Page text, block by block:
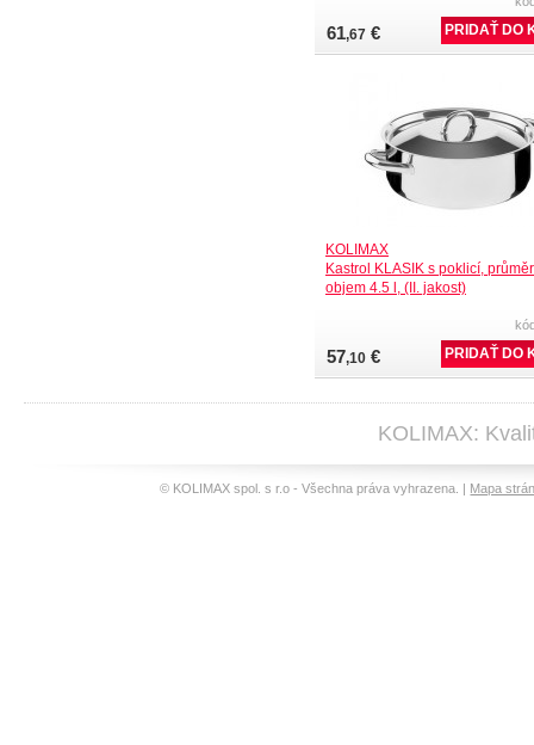
61,67 €
KOLIMAX
Kastrol KLASIK s poklicí,
objem 4.5 l, (II. jakost)
57,10 €
KOLIMAX:
© KOLIMAX spol. s r.o - Všechna práva vyhrazena. | Mapa